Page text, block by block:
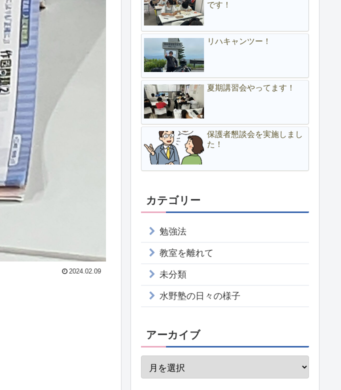
2024.02.09
です！
リハキャンツー！
夏期講習会やってます！
保護者懇談会を実施しまし
た！
カテゴリー
勉強法
教室を離れて
未分類
水野塾の日々の様子
アーカイブ